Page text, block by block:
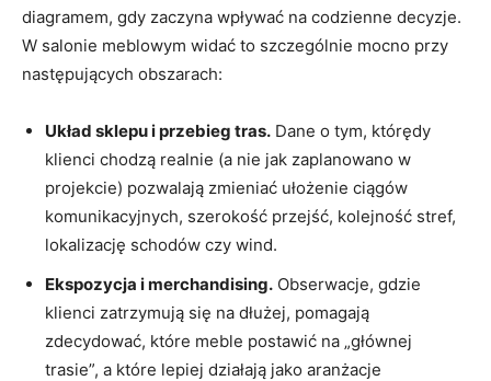
diagramem, gdy zaczyna wpływać na codzienne decyzje.
W salonie meblowym widać to szczególnie mocno przy
następujących obszarach:
Układ sklepu i przebieg tras. Dane o tym, którędy
klienci chodzą realnie (a nie jak zaplanowano w
projekcie) pozwalają zmieniać ułożenie ciągów
komunikacyjnych, szerokość przejść, kolejność stref,
lokalizację schodów czy wind.
Ekspozycja i merchandising. Obserwacje, gdzie
klienci zatrzymują się na dłużej, pomagają
zdecydować, które meble postawić na „głównej
trasie”, a które lepiej działają jako aranżacje